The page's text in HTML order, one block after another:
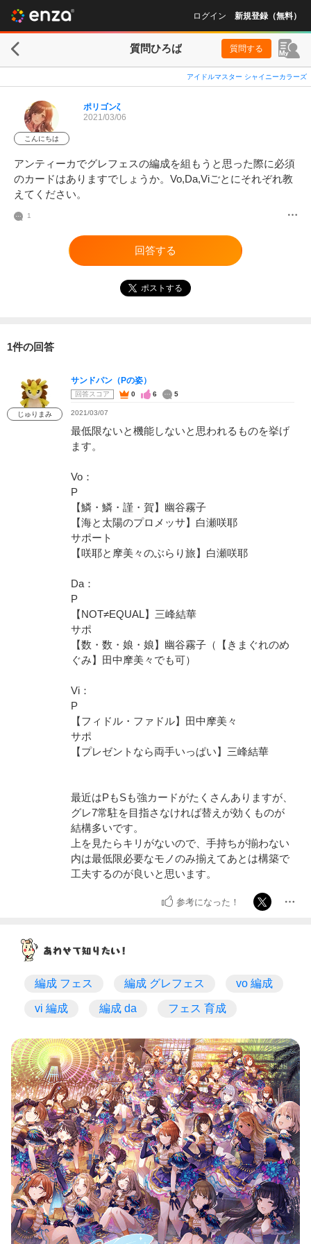
ログイン 新規登録（無料）
質問ひろば 質問する
アイドルマスター シャイニーカラーズ
こんにちは
ポリゴンζ
2021/03/06
アンティーカでグレフェスの編成を組もうと思った際に必須
のカードはありますでしょうか。Vo,Da,Viごとにそれぞれ教
えてください。
1
回答する
ポストする
1件の回答
じゅりまみ
サンドパン（Pの姿）
回答スコア 0 6 5
2021/03/07
最低限ないと機能しないと思われるものを挙げ
ます。
Vo：
P
【鱗・鱗・謹・賀】幽谷霧子
【海と太陽のプロメッサ】白瀬咲耶
サポート
【咲耶と摩美々のぶらり旅】白瀬咲耶
Da：
P
【NOT≠EQUAL】三峰結華
サポ
【数・数・娘・娘】幽谷霧子（【きまぐれのめ
ぐみ】田中摩美々でも可）
Vi：
P
【フィドル・ファドル】田中摩美々
サポ
【プレゼントなら両手いっぱい】三峰結華
最近はPもSも強カードがたくさんありますが、
グレ7常駐を目指さなければ替えが効くものが
結構多いです。
上を見たらキリがないので、手持ちが揃わない
内は最低限必要なモノのみ揃えてあとは構築で
工夫するのが良いと思います。
参考になった！
編成 フェス 編成 グレフェス vo 編成
vi 編成 編成 da フェス 育成